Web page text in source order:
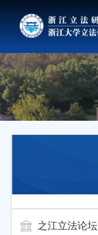
之江立法论坛